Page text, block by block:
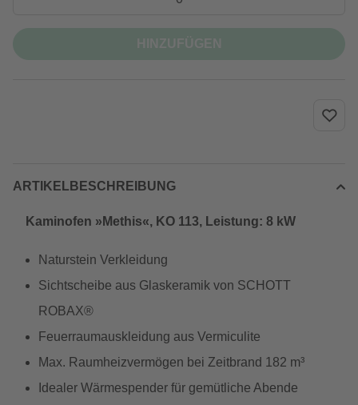
ARTIKELBESCHREIBUNG
Kaminofen »Methis«, KO 113, Leistung: 8 kW
Naturstein Verkleidung
Sichtscheibe aus Glaskeramik von SCHOTT
ROBAX®
Feuerraumauskleidung aus Vermiculite
Max. Raumheizvermögen bei Zeitbrand 182 m³
Idealer Wärmespender für gemütliche Abende